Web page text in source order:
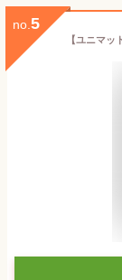
no. 5